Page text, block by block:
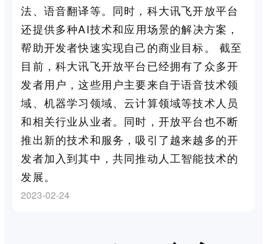
法、语音翻译等。同时，科大讯飞开放平台
还提供多种AI技术和应用场景的解决方案，
帮助开发者快速实现自己的商业目标。 截至
目前，科大讯飞开放平台已经拥有了众多开
发者用户，这些用户主要来自于语音技术领
域、机器学习领域、云计算领域等技术人员
和相关行业从业者。同时，开放平台也不断
推出新的技术和服务，吸引了越来越多的开
发者加入到其中，共同推动人工智能技术的
发展。
2023-02-24